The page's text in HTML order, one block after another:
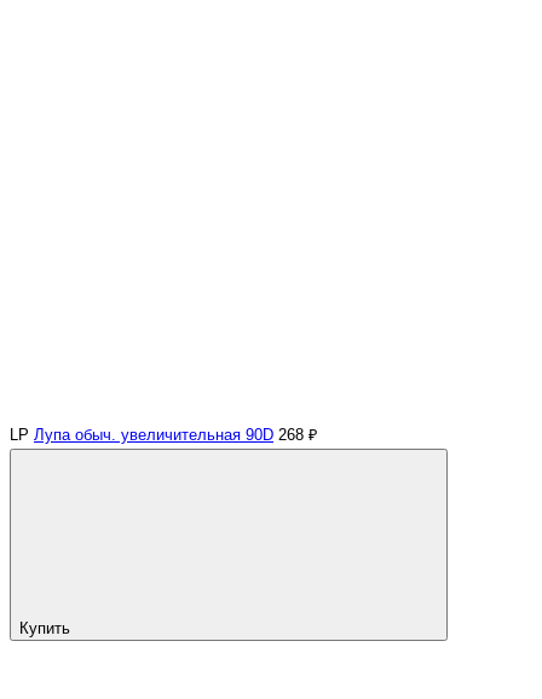
LP Лупа обыч. увеличительная 90D 268 ₽
Купить